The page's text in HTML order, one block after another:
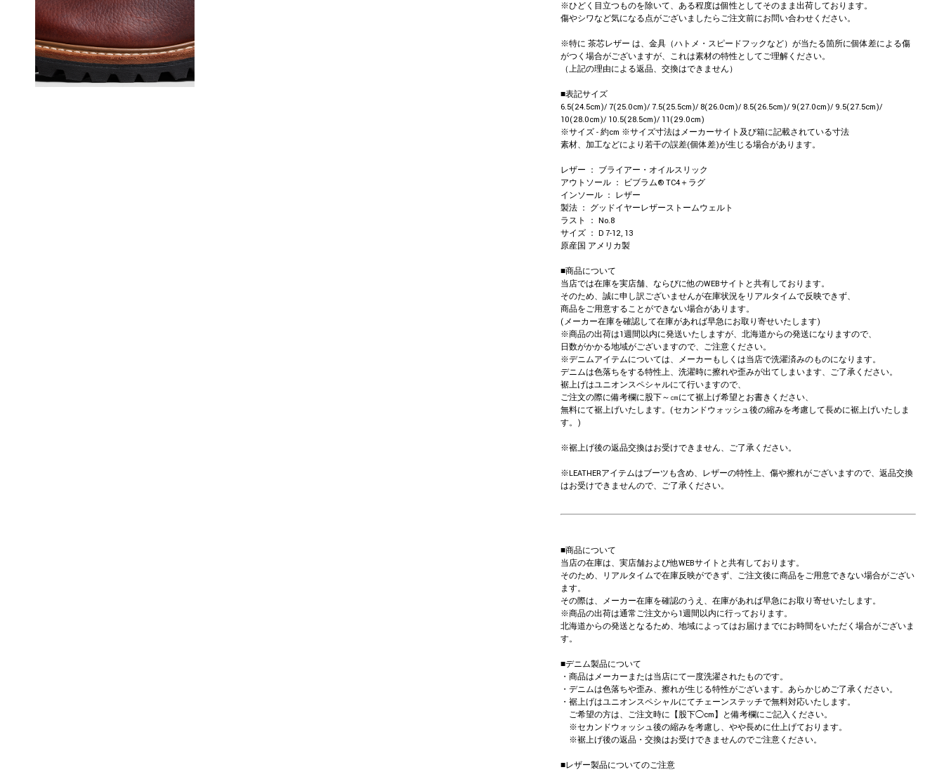
※ひどく目立つものを除いて、ある程度は個性としてそのまま出荷しております。
傷やシワなど気になる点がございましたらご注文前にお問い合わせください。
※特に 茶芯レザー は、金具（ハトメ・スピードフックなど）が当たる箇所に個体差による傷
がつく場合がございますが、これは素材の特性としてご理解ください。
（上記の理由による返品、交換はできません）
■表記サイズ
6.5(24.5cm)/ 7(25.0cm)/ 7.5(25.5cm)/ 8(26.0cm)/ 8.5(26.5cm)/ 9(27.0cm)/ 9.5(27.5cm)/
10(28.0cm)/ 10.5(28.5cm)/ 11(29.0cm)
※サイズ - 約cm ※サイズ寸法はメーカーサイト及び箱に記載されている寸法
素材、加工などにより若干の誤差(個体差)が生じる場合があります。
レザー ： ブライアー・オイルスリック
アウトソール ： ビブラム® TC4＋ラグ
インソール ： レザー
製法 ： グッドイヤーレザーストームウェルト
ラスト ： No.8
サイズ ： D 7-12, 13
原産国 アメリカ製
■商品について
当店では在庫を実店舗、ならびに他のWEBサイトと共有しております。
そのため、誠に申し訳ございませんが在庫状況をリアルタイムで反映できず、
商品をご用意することができない場合があります。
(メーカー在庫を確認して在庫があれば早急にお取り寄せいたします)
※商品の出荷は1週間以内に発送いたしますが、北海道からの発送になりますので、
日数がかかる地域がございますので、ご注意ください。
※デニムアイテムについては、メーカーもしくは当店で洗濯済みのものになります。
デニムは色落ちをする特性上、洗濯時に擦れや歪みが出てしまいます、ご了承ください。
裾上げはユニオンスペシャルにて行いますので、
ご注文の際に備考欄に股下～㎝にて裾上げ希望とお書きください、
無料にて裾上げいたします。(セカンドウォッシュ後の縮みを考慮して長めに裾上げいたしま
す。)
※裾上げ後の返品交換はお受けできません、ご了承ください。
※LEATHERアイテムはブーツも含め、レザーの特性上、傷や擦れがございますので、返品交換
はお受けできませんので、ご了承ください。
■商品について
当店の在庫は、実店舗および他WEBサイトと共有しております。
そのため、リアルタイムで在庫反映ができず、ご注文後に商品をご用意できない場合がござい
ます。
その際は、メーカー在庫を確認のうえ、在庫があれば早急にお取り寄せいたします。
※商品の出荷は通常ご注文から1週間以内に行っております。
北海道からの発送となるため、地域によってはお届けまでにお時間をいただく場合がございま
す。
■デニム製品について
・商品はメーカーまたは当店にて一度洗濯されたものです。
・デニムは色落ちや歪み、擦れが生じる特性がございます。あらかじめご了承ください。
・裾上げはユニオンスペシャルにてチェーンステッチで無料対応いたします。
ご希望の方は、ご注文時に【股下◯cm】と備考欄にご記入ください。
※セカンドウォッシュ後の縮みを考慮し、やや長めに仕上げております。
※裾上げ後の返品・交換はお受けできませんのでご注意ください。
■レザー製品についてのご注意